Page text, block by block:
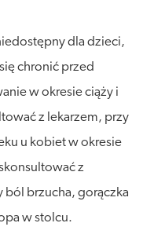
dla dzieci,
chronić przed
w okresie ciąży i
z lekarzem, przy
u kobiet w okresie
z
ból brzucha, gorączka
w stolcu.